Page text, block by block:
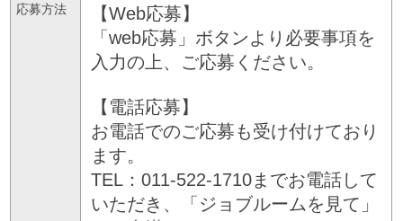
応募方法
【Web応募】
「web応募」ボタンより必要事項を
入力の上、ご応募ください。
【電話応募】
お電話でのご応募も受け付けており
ます。
TEL：011-522-1710までお電話して
いただき、「ジョブルームを見て」